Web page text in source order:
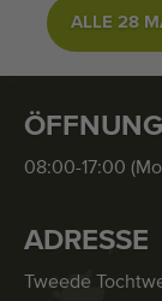
ALLE 28
08:00-17:00
ADRESSE
Tweede